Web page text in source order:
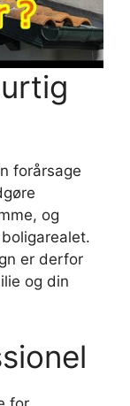
forårsage
og
er derfor
og din